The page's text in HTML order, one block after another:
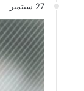
27 سبتمبر